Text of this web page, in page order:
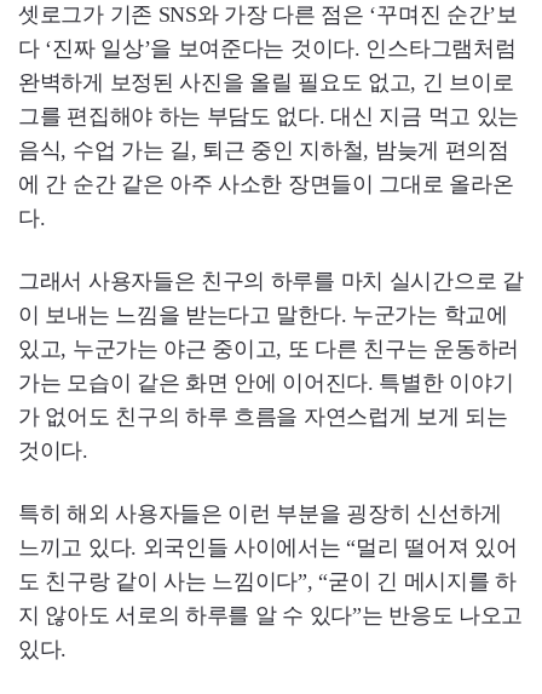
셋로그가 기존 SNS와 가장 다른 점은 ‘꾸며진 순간’보
다 ‘진짜 일상’을 보여준다는 것이다. 인스타그램처럼
완벽하게 보정된 사진을 올릴 필요도 없고, 긴 브이로
그를 편집해야 하는 부담도 없다. 대신 지금 먹고 있는
음식, 수업 가는 길, 퇴근 중인 지하철, 밤늦게 편의점
에 간 순간 같은 아주 사소한 장면들이 그대로 올라온
다.
그래서 사용자들은 친구의 하루를 마치 실시간으로 같
이 보내는 느낌을 받는다고 말한다. 누군가는 학교에
있고, 누군가는 야근 중이고, 또 다른 친구는 운동하러
가는 모습이 같은 화면 안에 이어진다. 특별한 이야기
가 없어도 친구의 하루 흐름을 자연스럽게 보게 되는
것이다.
특히 해외 사용자들은 이런 부분을 굉장히 신선하게
느끼고 있다. 외국인들 사이에서는 “멀리 떨어져 있어
도 친구랑 같이 사는 느낌이다”, “굳이 긴 메시지를 하
지 않아도 서로의 하루를 알 수 있다”는 반응도 나오고
있다.